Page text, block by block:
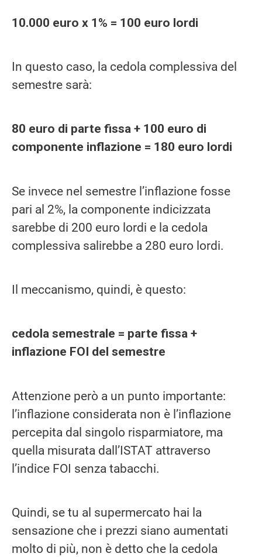
10.000 euro x 1% = 100 euro lordi
In questo caso, la cedola complessiva del
semestre sarà:
80 euro di parte fissa + 100 euro di
componente inflazione = 180 euro lordi
Se invece nel semestre l’inflazione fosse
pari al 2%, la componente indicizzata
sarebbe di 200 euro lordi e la cedola
complessiva salirebbe a 280 euro lordi.
Il meccanismo, quindi, è questo:
cedola semestrale = parte fissa +
inflazione FOI del semestre
Attenzione però a un punto importante:
l’inflazione considerata non è l’inflazione
percepita dal singolo risparmiatore, ma
quella misurata dall’ISTAT attraverso
l’indice FOI senza tabacchi.
Quindi, se tu al supermercato hai la
sensazione che i prezzi siano aumentati
molto di più, non è detto che la cedola